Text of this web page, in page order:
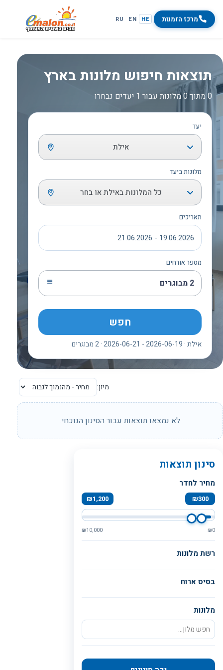
מרכז הזמנות HE
EN
RU
תוצאות חיפוש מלונות בארץ
0 מתוך 0 מלונות עבור 1 יעדים נבחרו
יעד
אילת
מלונות ביעד
כל המלונות באילת או בחר
תאריכים
19.06.2026 - 21.06.2026
מספר אורחים
2 מבוגרים
חפש
אילת · 2026-06-19 - 2026-06-21 · 2 מבוגרים
מיון:
לא נמצאו תוצאות עבור הסינון הנוכחי.
סינון תוצאות
מחיר לחדר
₪300
₪1,200
₪0
₪10,000
רשת מלונות
בסיס ארוח
מלונות